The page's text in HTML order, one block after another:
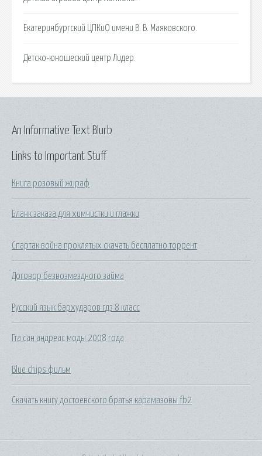
Екатеринбургский ЦПКиО имени В. В. Маяковского.
Детско-юношеский центр Лидер.
Links to Important Stuff
Книга розовый жираф
Бланк заказа для химчистки и глажки
Спартак война проклятых скачать бесплатно торрент
Договор безвозмездного займа
Русский язык бархударов гдз 8 класс
Гта сан андреас моды 2008 года
Blue chips фильм
Скачать книгу достоевского братья карамазовы fb2
An Informative Text Blurb